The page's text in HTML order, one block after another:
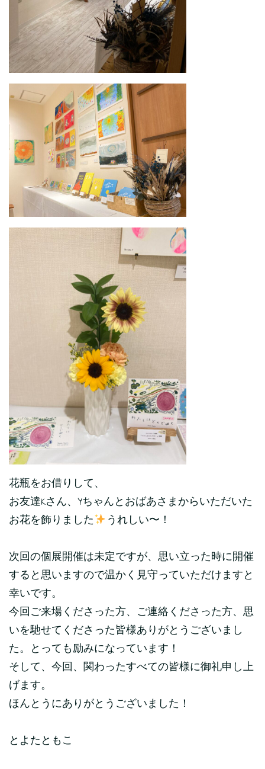
花瓶をお借りして、
お友達Kさん、Yちゃんとおばあさまからいただいた
お花を飾りました
うれしい〜！
次回の個展開催は未定ですが、思い立った時に開催
すると思いますので温かく見守っていただけますと
幸いです。
今回ご来場くださった方、ご連絡くださった方、思
いを馳せてくださった皆様ありがとうございまし
た。とっても励みになっています！
そして、今回、関わったすべての皆様に御礼申し上
げます。
ほんとうにありがとうございました！
とよたともこ